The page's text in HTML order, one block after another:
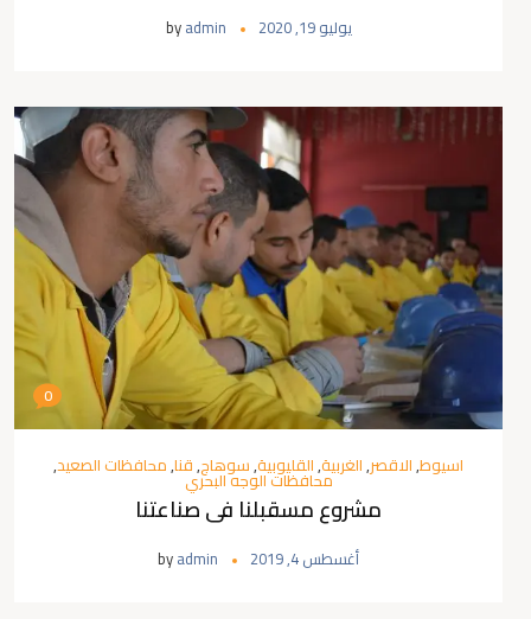
يوليو 19, 2020 byadmin
0
اسيوط,الاقصر,الغربية,القليوبية,سوهاج,قنا,محافظات الصعيد,
محافظات الوجه البحري
مشروع مسقبلنا فى صناعتنا
أغسطس 4, 2019 byadmin